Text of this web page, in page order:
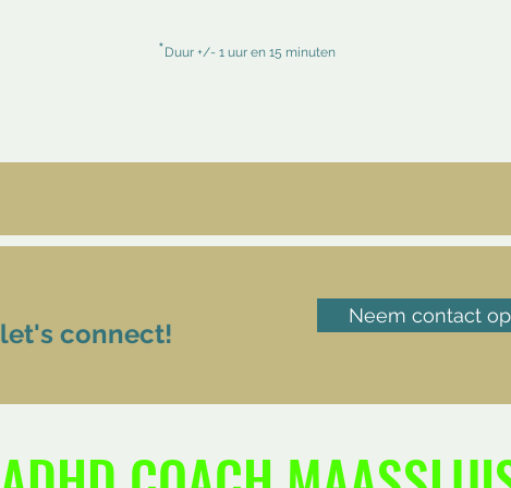
*Duur +/- 1 uur en 15 minuten
let's connect!
Neem contact op